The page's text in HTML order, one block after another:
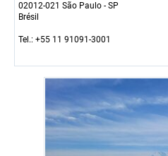
02012-021 São Paulo - SP
Brésil
Tel.: +55 11 91091-3001